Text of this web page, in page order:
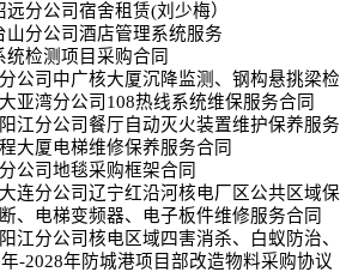
分公司宿舍租赁(刘少梅）
山分公司酒店管理系统服务
检测项目采购合同
公司中广核大厦沉降监测、钢构悬挑梁
亚湾分公司108热线系统维保服务合同
江分公司餐厅自动灭火装置维护保养服
大厦电梯维修保养服务合同
公司地毯采购框架合同
连分公司辽宁红沿河核电厂区公共区域
、电梯变频器、电子板件维修服务合同
江分公司核电区域四害消杀、白蚁防治
-2028年防城港项目部改造物料采购协议